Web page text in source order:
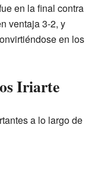
en la final contra
ventaja 3-2, y
en los
Iriarte
a lo largo de